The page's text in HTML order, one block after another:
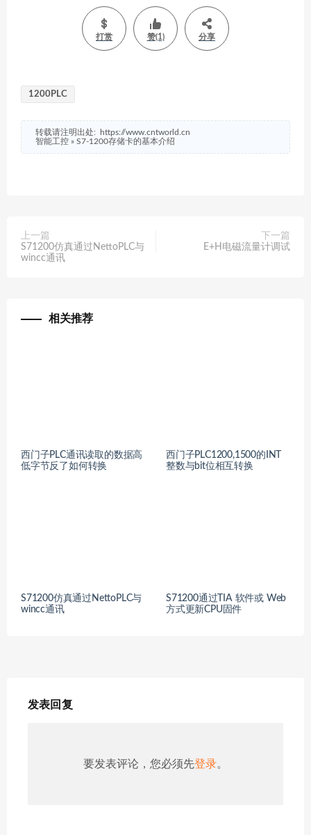
打赏 赞(1) 分享
1200PLC
转载请注明出处:
https://www.cntworld.cn
智能工控 » S7-1200存储卡的基本介绍
上一篇
S71200仿真通过NettoPLC与
wincc通讯
下一篇
E+H电磁流量计调试
相关推荐
西门子PLC通讯读取的数据高
低字节反了如何转换
西门子PLC1200,1500的INT
整数与bit位相互转换
S71200仿真通过NettoPLC与
wincc通讯
S71200通过TIA 软件或 Web
方式更新CPU固件
发表回复
要发表评论，您必须先登录。